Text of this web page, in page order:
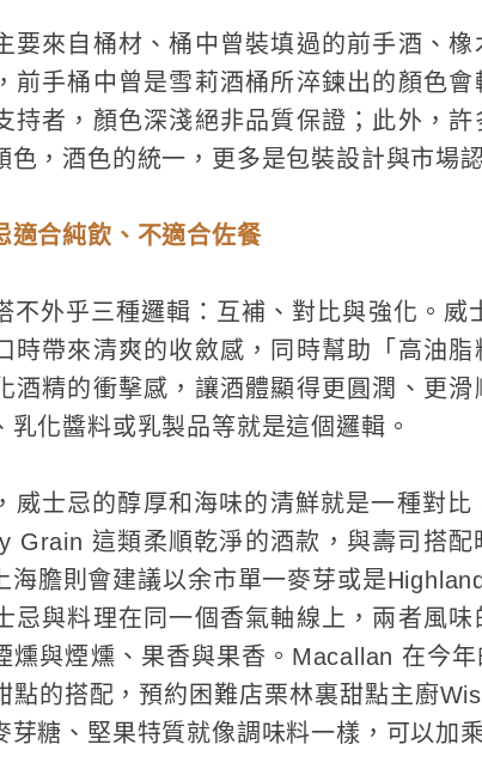
要來自桶材、桶中曾裝填過的前手酒、
前手桶中曾是雪莉酒桶所淬鍊出的顏色會
持者，顏色深淺絕非品質保證；此外，
色，酒色的統一，更多是包裝設計與市場
適合純飲、不適合佐餐
不外乎三種邏輯：互補、對比與強化。威
時帶來清爽的收斂感，同時幫助「高油
酒精的衝擊感，讓酒體顯得更圓潤、更
乳化醬料或乳製品等就是這個邏輯。
威士忌的醇厚和海味的清鮮就是一種對比
Grain 這類柔順乾淨的酒款，與壽司搭
海膽則會建議以余市單一麥芽或是
忌與料理在同一個香氣軸線上，兩者風味
燻與煙燻、果香與果香。Macallan 在今
點的搭配，預約困難店栗林裏甜點主廚
芽糖、堅果特質就像調味料一樣，可以加